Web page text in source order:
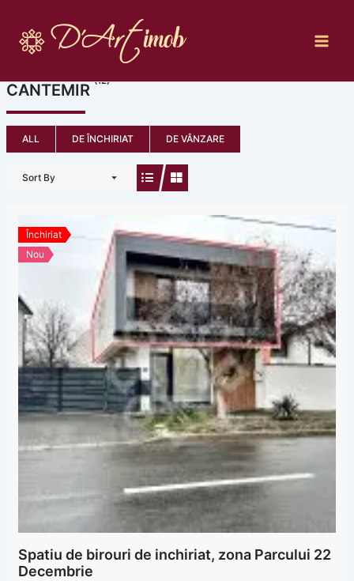
content
CANTEMIR (12)
ALL DE ÎNCHIRIAT DE VÂNZARE
Sort By
Închiriat
Nou
Spatiu de birouri de inchiriat, zona Parcului 22
Decembrie